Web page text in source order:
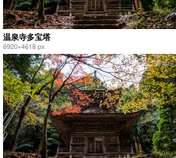
温泉寺多宝塔
6920×4618 px